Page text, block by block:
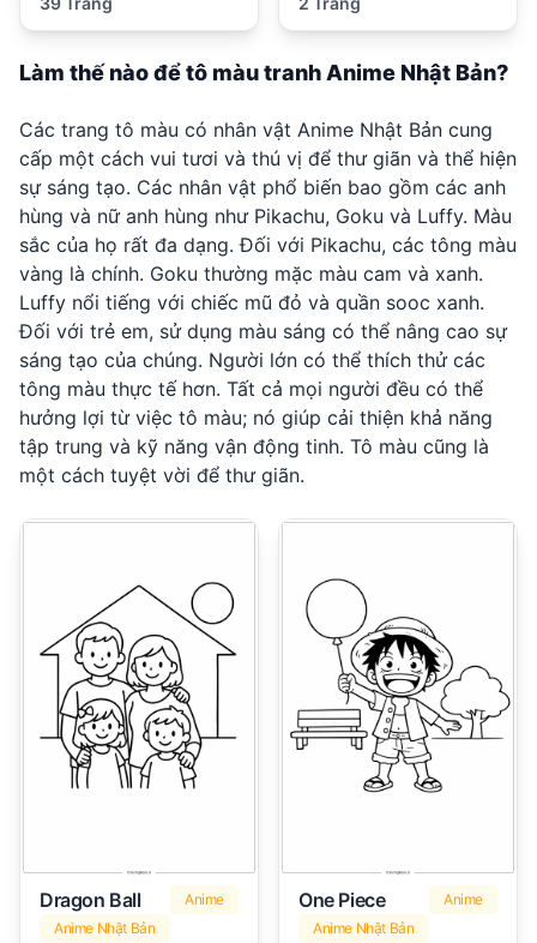
Làm thế nào để tô màu tranh Anime Nhật Bản?
Các trang tô màu có nhân vật Anime Nhật Bản cung
cấp một cách vui tươi và thú vị để thư giãn và thể hiện
sự sáng tạo. Các nhân vật phổ biến bao gồm các anh
hùng và nữ anh hùng như Pikachu, Goku và Luffy. Màu
sắc của họ rất đa dạng. Đối với Pikachu, các tông màu
vàng là chính. Goku thường mặc màu cam và xanh.
Luffy nổi tiếng với chiếc mũ đỏ và quần sooc xanh.
Đối với trẻ em, sử dụng màu sáng có thể nâng cao sự
sáng tạo của chúng. Người lớn có thể thích thử các
tông màu thực tế hơn. Tất cả mọi người đều có thể
hưởng lợi từ việc tô màu; nó giúp cải thiện khả năng
tập trung và kỹ năng vận động tinh. Tô màu cũng là
một cách tuyệt vời để thư giãn.
Dragon Ball
Anime
Anime Nhật Bản
One Piece
Anime
Anime Nhật Bản